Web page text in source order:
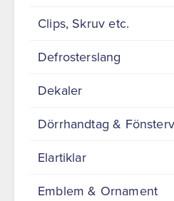
Clips, Skruv etc.
Defrosterslang
Dekaler
Dörrhandtag &
Elartiklar
Emblem & Ornament